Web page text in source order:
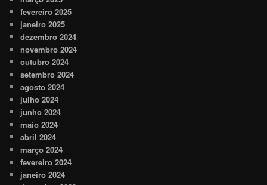
fevereiro 2025
janeiro 2025
dezembro 2024
novembro 2024
outubro 2024
setembro 2024
agosto 2024
julho 2024
junho 2024
maio 2024
abril 2024
março 2024
fevereiro 2024
janeiro 2024